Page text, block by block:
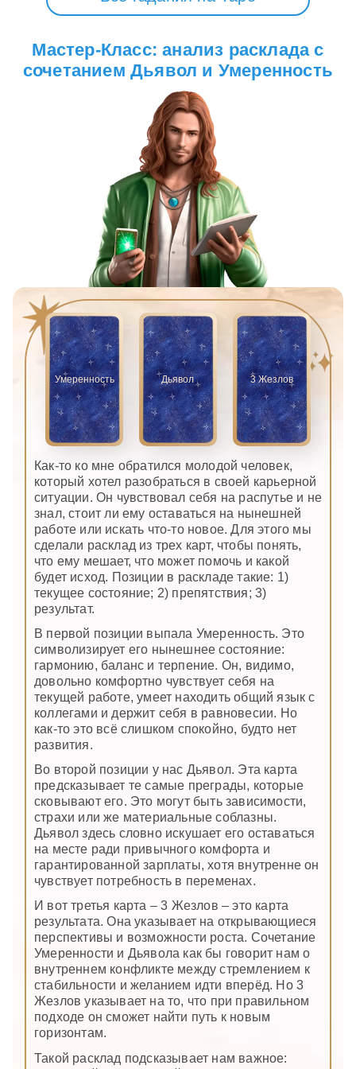
Мастер-Класс: анализ расклада с
сочетанием Дьявол и Умеренность
Умеренность Дьявол 3 Жезлов
Как-то ко мне обратился молодой человек,
который хотел разобраться в своей карьерной
ситуации. Он чувствовал себя на распутье и не
знал, стоит ли ему оставаться на нынешней
работе или искать что-то новое. Для этого мы
сделали расклад из трех карт, чтобы понять,
что ему мешает, что может помочь и какой
будет исход. Позиции в раскладе такие: 1)
текущее состояние; 2) препятствия; 3)
результат.
В первой позиции выпала Умеренность. Это
символизирует его нынешнее состояние:
гармонию, баланс и терпение. Он, видимо,
довольно комфортно чувствует себя на
текущей работе, умеет находить общий язык с
коллегами и держит себя в равновесии. Но
как-то это всё слишком спокойно, будто нет
развития.
Во второй позиции у нас Дьявол. Эта карта
предсказывает те самые преграды, которые
сковывают его. Это могут быть зависимости,
страхи или же материальные соблазны.
Дьявол здесь словно искушает его оставаться
на месте ради привычного комфорта и
гарантированной зарплаты, хотя внутренне он
чувствует потребность в переменах.
И вот третья карта – 3 Жезлов – это карта
результата. Она указывает на открывающиеся
перспективы и возможности роста. Сочетание
Умеренности и Дьявола как бы говорит нам о
внутреннем конфликте между стремлением к
стабильности и желанием идти вперёд. Но 3
Жезлов указывает на то, что при правильном
подходе он сможет найти путь к новым
горизонтам.
Такой расклад подсказывает нам важное: